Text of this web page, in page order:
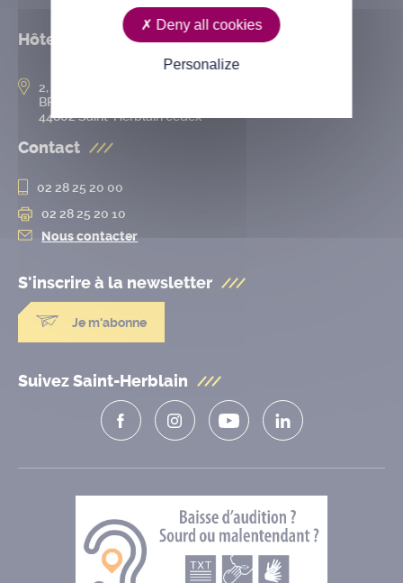
Hôtel de ville
2, rue de l’Hôtel-de-Ville
BP 50167
44802 Saint-Herblain cedex
Contact
02 28 25 20 00
02 28 25 20 10
Nous contacter
S'inscrire à la newsletter
Je m'abonne
Suivez Saint-Herblain
Deny all cookies
Personalize